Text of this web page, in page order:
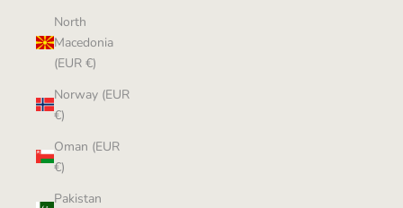
North
Macedonia
(EUR €)
Norway (EUR
€)
Oman (EUR
€)
Pakistan